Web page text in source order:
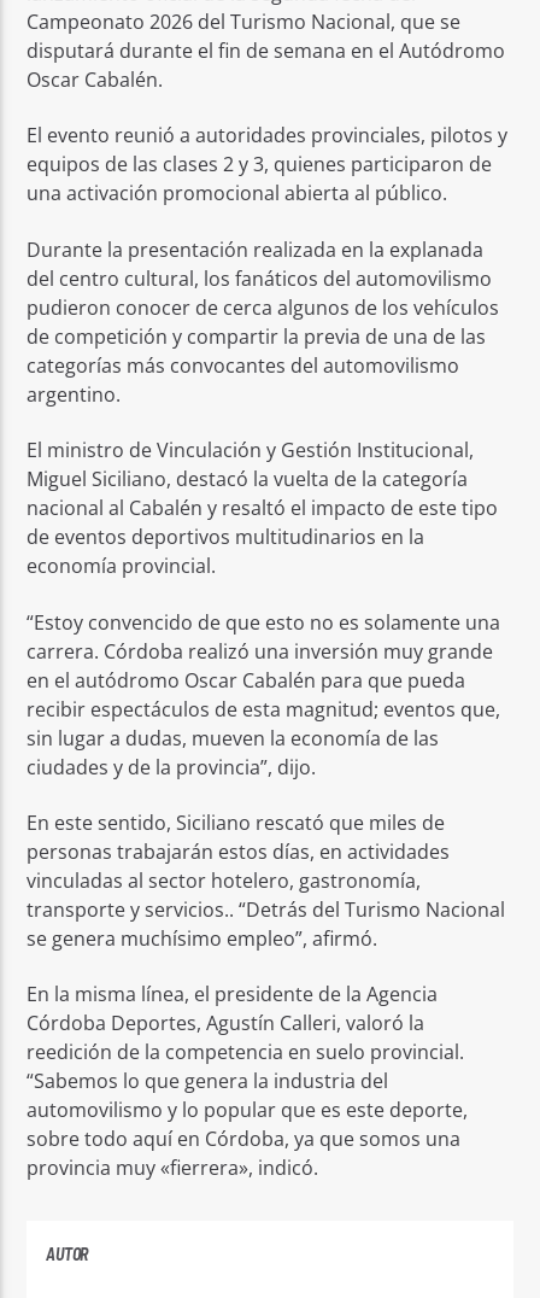
Campeonato 2026 del Turismo Nacional, que se
disputará durante el fin de semana en el Autódromo
Oscar Cabalén.
El evento reunió a autoridades provinciales, pilotos y
equipos de las clases 2 y 3, quienes participaron de
una activación promocional abierta al público.
Durante la presentación realizada en la explanada
del centro cultural, los fanáticos del automovilismo
pudieron conocer de cerca algunos de los vehículos
de competición y compartir la previa de una de las
categorías más convocantes del automovilismo
argentino.
El ministro de Vinculación y Gestión Institucional,
Miguel Siciliano, destacó la vuelta de la categoría
nacional al Cabalén y resaltó el impacto de este tipo
de eventos deportivos multitudinarios en la
economía provincial.
“Estoy convencido de que esto no es solamente una
carrera. Córdoba realizó una inversión muy grande
en el autódromo Oscar Cabalén para que pueda
recibir espectáculos de esta magnitud; eventos que,
sin lugar a dudas, mueven la economía de las
ciudades y de la provincia”, dijo.
En este sentido, Siciliano rescató que miles de
personas trabajarán estos días, en actividades
vinculadas al sector hotelero, gastronomía,
transporte y servicios.. “Detrás del Turismo Nacional
se genera muchísimo empleo”, afirmó.
En la misma línea, el presidente de la Agencia
Córdoba Deportes, Agustín Calleri, valoró la
reedición de la competencia en suelo provincial.
“Sabemos lo que genera la industria del
automovilismo y lo popular que es este deporte,
sobre todo aquí en Córdoba, ya que somos una
provincia muy «fierrera», indicó.
AUTOR